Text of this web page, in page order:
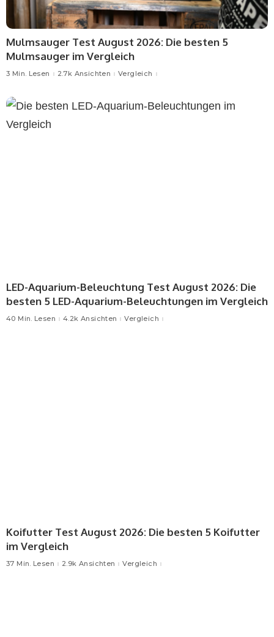
Mulmsauger Test August 2026: Die besten 5
Mulmsauger im Vergleich
3 Min. Lesen 2.7k Ansichten Vergleich
LED-Aquarium-Beleuchtung Test August 2026: Die
besten 5 LED-Aquarium-Beleuchtungen im Vergleich
40 Min. Lesen 4.2k Ansichten Vergleich
Koifutter Test August 2026: Die besten 5 Koifutter
im Vergleich
37 Min. Lesen 2.9k Ansichten Vergleich